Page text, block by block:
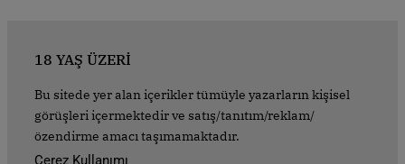
18 YAŞ ÜZERİ
Bu sitede yer alan içerikler tümüyle yazarların kişisel
görüşleri içermektedir ve satış/tanıtım/reklam/
özendirme amacı taşımamaktadır.
Çerez Kullanımı